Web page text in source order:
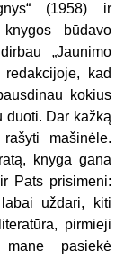
(1958) ir
būdavo
„Jaunimo
redakcijoje, kad
kokius
duoti. Dar kažką
mašinėle.
knyga gana
Pats prisimeni:
uždari, kiti
pirmieji
pasiekė